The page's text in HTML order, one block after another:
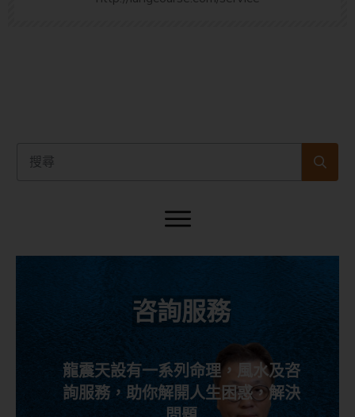
咨詢服務
龍震天設有一系列命理，風水及咨
詢服務，助你解開人生困惑，解決